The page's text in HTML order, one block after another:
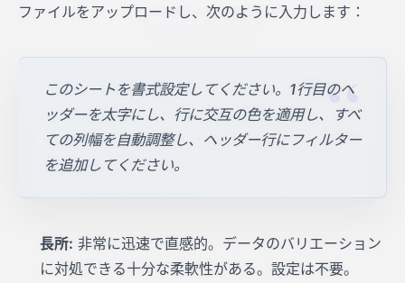
ファイルをアップロードし、次のように入力します：
このシートを書式設定してください。1行目のヘ
ッダーを太字にし、行に交互の色を適用し、すべ
ての列幅を自動調整し、ヘッダー行にフィルター
を追加してください。
長所: 非常に迅速で直感的。データのバリエーション
に対処できる十分な柔軟性がある。設定は不要。